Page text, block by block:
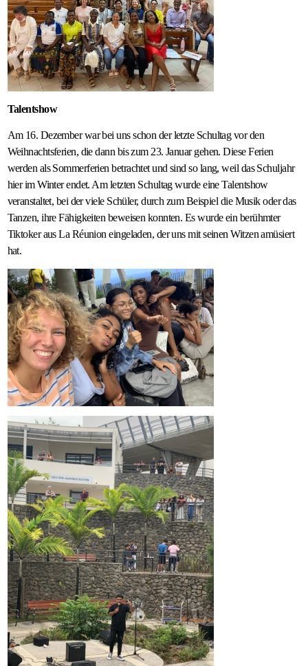
Talentshow
Am 16. Dezember war bei uns schon der letzte Schultag vor den
Weihnachtsferien, die dann bis zum 23. Januar gehen. Diese Ferien
werden als Sommerferien betrachtet und sind so lang, weil das Schuljahr
hier im Winter endet. Am letzten Schultag wurde eine Talentshow
veranstaltet, bei der viele Schüler, durch zum Beispiel die Musik oder das
Tanzen, ihre Fähigkeiten beweisen konnten. Es wurde ein berühmter
Tiktoker aus La Réunion eingeladen, der uns mit seinen Witzen amüsiert
hat.